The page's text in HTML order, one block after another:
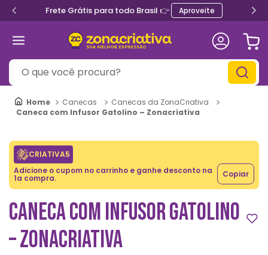
Frete Grátis para todo Brasil 👉 Aproveite
O que você procura?
Canecas
Canecas da ZonaCriativa
Caneca com Infusor Gatolino – Zonacriativa
CRIATIVA5
Adicione o cupom no carrinho e ganhe desconto na
1a compra. Copiar
CANECA COM INFUSOR GATOLINO
– ZONACRIATIVA